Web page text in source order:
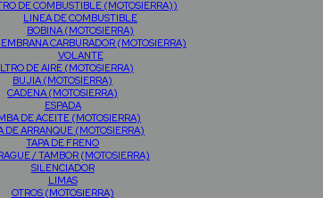
DE COMBUSTIBLE (MOTOSIERRA))
LINEA DE COMBUSTIBLE
BOBINA (MOTOSIERRA)
CARBURADOR (MOTOSIERRA)
VOLANTE
DE AIRE (MOTOSIERRA)
BUJIA (MOTOSIERRA)
CADENA (MOTOSIERRA)
ESPADA
DE ACEITE (MOTOSIERRA)
DE ARRANQUE (MOTOSIERRA)
TAPA DE FRENO
/ TAMBOR (MOTOSIERRA)
SILENCIADOR
LIMAS
OTROS (MOTOSIERRA)